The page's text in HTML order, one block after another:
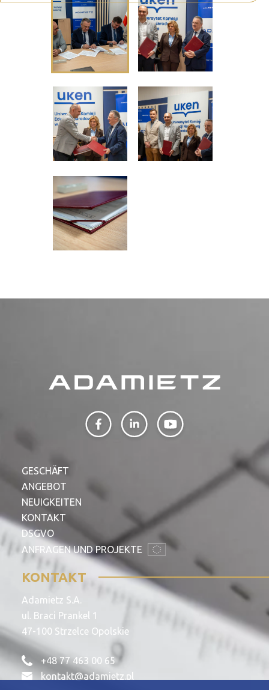
GESCHÄFT
ANGEBOT
NEUIGKEITEN
KONTAKT
DSGVO
ANFRAGEN UND PROJEKTE
KONTAKT
Adamietz S.A.
ul. Braci Prankel 1
47-100 Strzelce Opolskie
+48 77 463 00 65
kontakt@adamietz.pl